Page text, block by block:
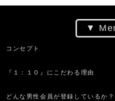
コンセプト
『１：１０』にこだわる理由
どんな男性会員が登録しているか？